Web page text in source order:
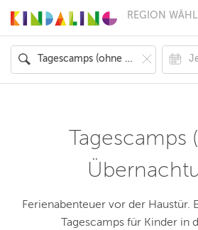
REGION
MÜNCHEN
HAMBURG
FRANKFURT
KÖLN
HANNOVER
DRESDEN
ZÜRICH
ANDERE
Tagescamps
Ferienabenteuer vor der Haustür.
Tagescamps für Kinder in